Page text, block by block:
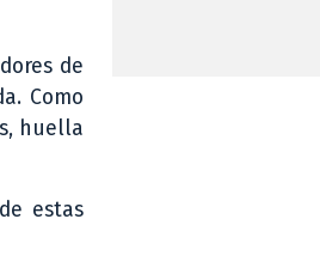
de
Como
huella
estas